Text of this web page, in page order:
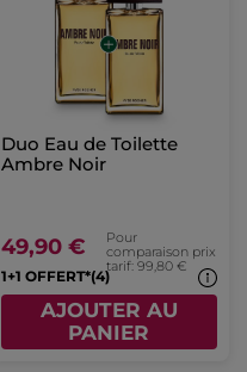
Duo Eau de Toilette
Ambre Noir
49,90 €
Pour
comparaison prix
tarif: 99,80 €
1+1 OFFERT*(4)
AJOUTER AU
PANIER